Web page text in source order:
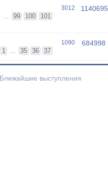
... 99 100 101
3012 1140695
1 ... 35 36 37
1090 684998
Ближайшие выступления